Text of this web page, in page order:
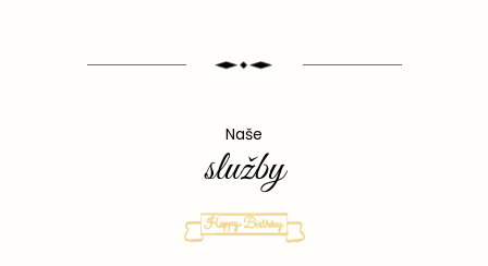
Naše
služby